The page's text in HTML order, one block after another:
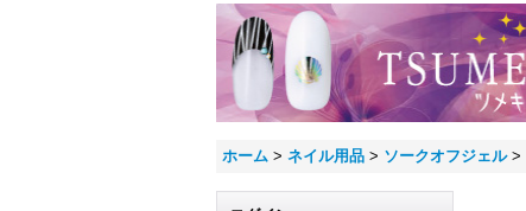
ホーム > ネイル用品 > ソークオフジェル >